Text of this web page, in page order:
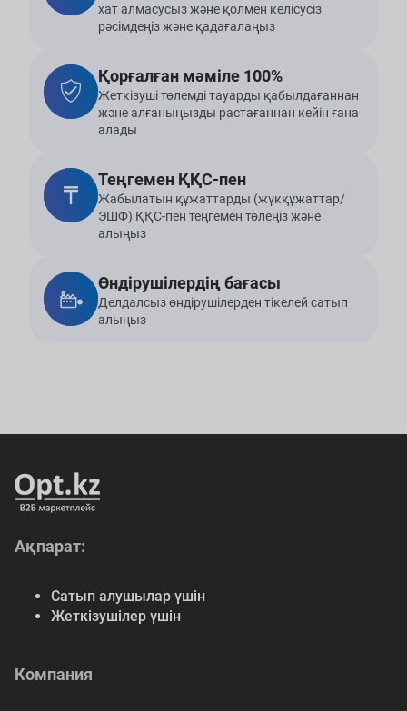
хат алмасусыз және қолмен келісусіз
рәсімдеңіз және қадағалаңыз
Қорғалған мәміле 100%
Жеткізуші төлемді тауарды қабылдағаннан
және алғаныңызды растағаннан кейін ғана
алады
Теңгемен ҚҚС-пен
Жабылатын құжаттарды (жүкқұжаттар/
ЭШФ) ҚҚС-пен теңгемен төлеңіз және
алыңыз
Өндірушілердің бағасы
Делдалсыз өндірушілерден тікелей сатып
алыңыз
Ақпарат:
Сатып алушылар үшін
Жеткізушілер үшін
Компания